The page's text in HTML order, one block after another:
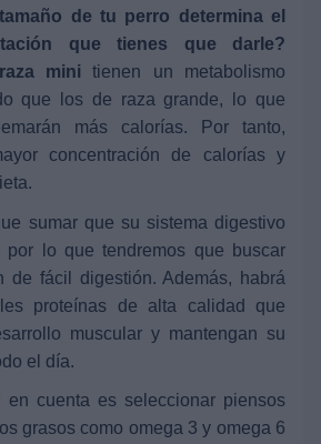
de tu perro determina el
que tienes que darle?
mini tienen un metabolismo
que los de raza grande, lo que
más calorías. Por tanto,
concentración de calorías y
sumar que su sistema digestivo
por lo que tendremos que buscar
de fácil digestión. Además, habrá
proteínas de alta calidad que
muscular y mantengan su
el día.
en cuenta es seleccionar piensos
grasos como omega 3 y omega 6